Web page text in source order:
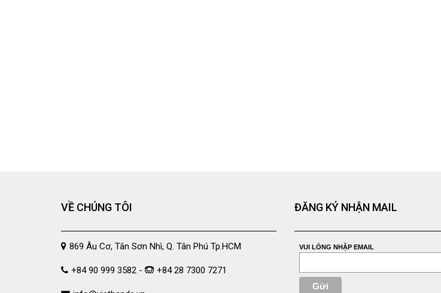
VỀ CHÚNG TÔI
869 Âu Cơ, Tân Sơn Nhì, Q. Tân Phú Tp.HCM
+84 90 999 3582 - +84 28 7300 7271
ĐĂNG KÝ NHẬN MAIL
VUI LÒNG NHẬP EMAIL